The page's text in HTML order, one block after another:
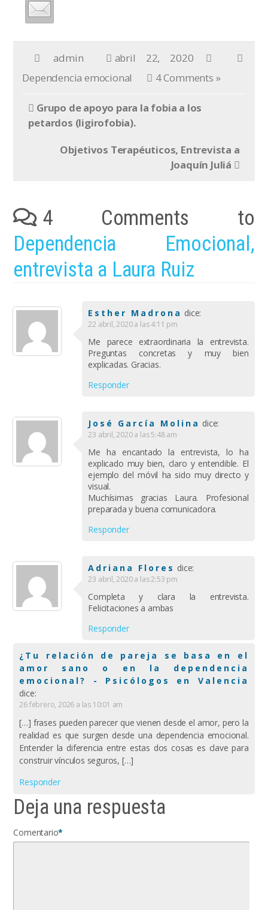
admin
abril 22, 2020
Dependencia emocional
4 Comments »
Grupo de apoyo para la fobia a los
petardos (ligirofobia).
Objetivos Terapéuticos, Entrevista a
Joaquín Juliá
4 Comments to
Dependencia Emocional,
entrevista a Laura Ruiz
Esther Madrona dice:
22 abril, 2020 a las 4:11 pm
Me parece extraordinaria la entrevista.
Preguntas concretas y muy bien
explicadas. Gracias.
Responder
José García Molina dice:
23 abril, 2020 a las 5:48 am
Me ha encantado la entrevista, lo ha
explicado muy bien, claro y entendible. El
ejemplo del móvil ha sido muy directo y
visual.
Muchísimas gracias Laura. Profesional
preparada y buena comunicadora.
Responder
Adriana Flores dice:
23 abril, 2020 a las 2:53 pm
Completa y clara la entrevista.
Felicitaciones a ambas
Responder
¿Tu relación de pareja se basa en el
amor sano o en la dependencia
emocional? - Psicólogos en Valencia
dice:
26 febrero, 2026 a las 10:01 am
[…] frases pueden parecer que vienen desde el amor, pero la
realidad es que surgen desde una dependencia emocional.
Entender la diferencia entre estas dos cosas es clave para
construir vínculos seguros, […]
Responder
Deja una respuesta
Comentario*